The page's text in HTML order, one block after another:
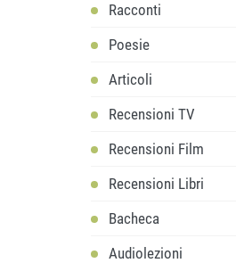
Racconti
Poesie
Articoli
Recensioni TV
Recensioni Film
Recensioni Libri
Bacheca
Audiolezioni